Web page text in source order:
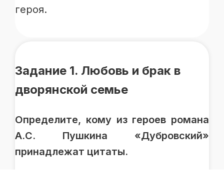
героя.
Задание 1. Любовь и брак в
дворянской семье
Определите, кому из героев романа
А.С. Пушкина «Дубровский»
принадлежат цитаты.